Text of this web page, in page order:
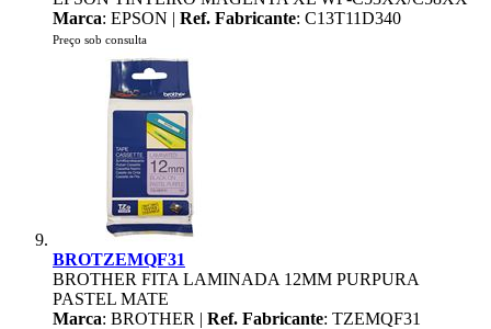
Marca: EPSON | Ref. Fabricante: C13T11D340
Preço sob consulta
BROTZEMQF31
BROTHER FITA LAMINADA 12MM PURPURA
PASTEL MATE
Marca: BROTHER | Ref. Fabricante: TZEMQF31